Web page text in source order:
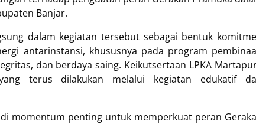
Banjar.
dalam kegiatan tersebut sebagai bentuk
antarinstansi, khususnya pada program
dan berdaya saing. Keikutsertaan LPKA
terus dilakukan melalui kegiatan edukatif
momentum penting untuk memperkuat peran